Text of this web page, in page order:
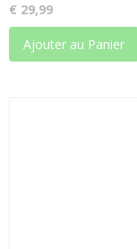
€ 29,99
Ajouter au Panier